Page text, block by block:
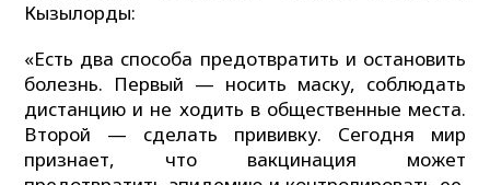
Кызылорды:
«Есть два способа предотвратить и остановить
болезнь. Первый — носить маску, соблюдать
дистанцию ​​и не ходить в общественные места.
Второй — сделать прививку. Сегодня мир
признает, что вакцинация может